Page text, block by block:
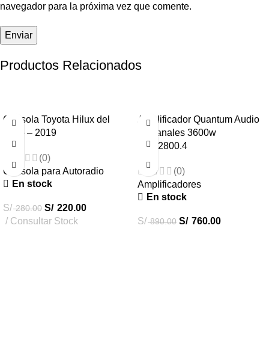
navegador para la próxima vez que comente.
Productos Relacionados
Consola Toyota Hilux del
2016 – 2019
(0)
Consola para Autoradio
En stock
S/280.00 S/ 220.00
Consultar Stock
Amplificador Quantum Audio
4″ Canales 3600w
QPX2800.4
(0)
Amplificadores
En stock
S/890.00 S/ 760.00